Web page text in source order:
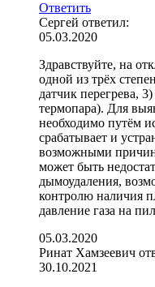
Ответить
Сергей ответил:
05.03.2020
Здравствуйте, на
одной из трёх
датчик перегрева,
термопара). Для
необходимо путём
срабатывает и
возможными
может быть
дымоудаления,
контролю наличия
давление газа на
05.03.2020
Ринат Хамзеевич
30.10.2021